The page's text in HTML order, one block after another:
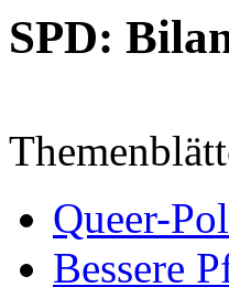
SPD:
Queer-
Bessere